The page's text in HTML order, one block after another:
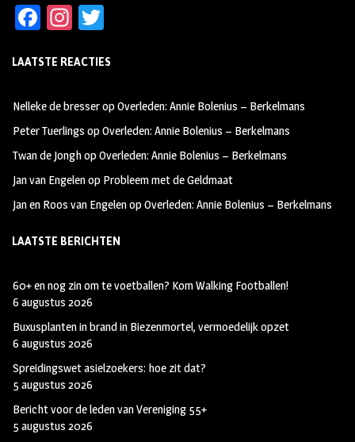
Fa
b
oo
k
In
ag
m
tt
LAATSTE REACTIES
Nelleke de bresseropOverleden: Annie Bolenius – Berkelmans
Peter Tuerlings opOverleden: Annie Bolenius – Berkelmans
Twan de JonghopOverleden: Annie Bolenius – Berkelmans
Jan van Engelenop Probleem met de Geldmaat
Jan en Roos van EngelenopOverleden: Annie Bolenius – Berkelmans
LAATSTE BERICHTEN
60+ en nog zin om te voetballen? Kom Walking Footballen!
6 augustus 2026
Buxusplanten in brand in Biezenmortel, vermoedelijk opzet
6 augustus 2026
Spreidingswet asielzoekers: hoe zit dat?
5 augustus 2026
Bericht voor de leden van Vereniging 55+
5 augustus 2026